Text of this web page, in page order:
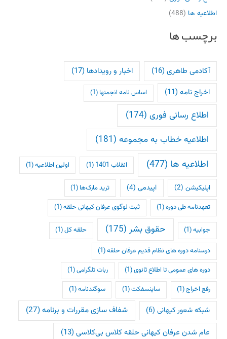
اطلاعیه ها (488)
برچسب ها
آکادمی طاهری(16) اخبار و رویدادها (17)
اخراج نامه (11) اساس نامه انجمنها (1)
اطلاع رسانی فوری (174)
اطلاعیه خطاب به مجموعه (181)
اطلاعیه ها (477) انقلاب 1401 (1) اولین اطلاعیه(1)
اپلیکیشن (2) اپیدمی(4) ترید مارک‌ها (1)
تعهدنامه طی دوره(1) ثبت لوگوی عرفان کیهانی حلقه(1)
جوابیه(1) حقوق بشر (175) حلقه کل(1)
درسنامه دوره های نظام قدیم عرفان حلقه(1)
دوره های عمومی تا اطلاع ثانوی(1) ربات تلگرامی(1)
رفع اخراج(1) ساینسفکت(1) سوگندنامه(1)
شبکه شعور کیهانی(6) شفاف سازی مقررات و برنامه(27)
عام شدن عرفان کیهانی حلقه کلاس بی‌کلاسی (13)